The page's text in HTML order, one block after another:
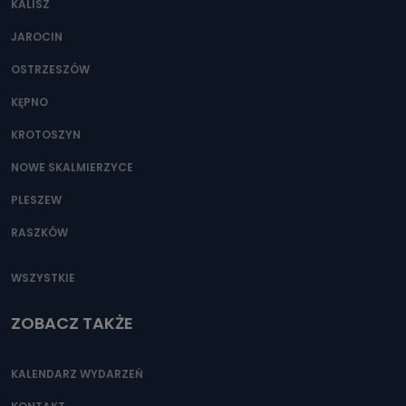
Można to zrobić pod numerem telefonu 62 735-51-05 lub
KALISZ
JAROCIN
OSTRZESZÓW
KĘPNO
KROTOSZYN
NOWE SKALMIERZYCE
PLESZEW
RASZKÓW
WSZYSTKIE
ZOBACZ TAKŻE
KALENDARZ WYDARZEŃ